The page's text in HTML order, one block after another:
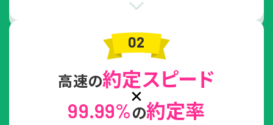
02
高速の約定スピード
99.99%の約定率